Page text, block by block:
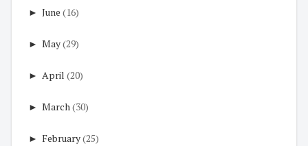
► June (16)
► May(29)
► April (20)
► March(30)
► February(25)